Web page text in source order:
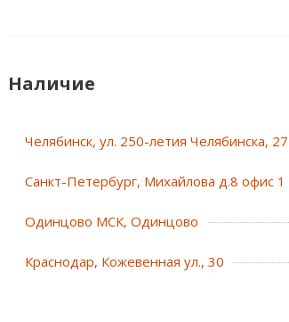
Наличие
Челябинск, ул. 250-летия Челябинска, 27
Санкт-Петербург, Михайлова д.8 офис 1
Одинцово МСК, Одинцово
Краснодар, Кожевенная ул., 30